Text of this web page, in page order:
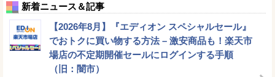
新着ニュース＆記事
【2026年8月】『エディオン スペシャルセール』
でおトクに買い物する方法 – 激安商品も！楽天市
場店の不定期開催セールにログインする手順
（旧：闇市）